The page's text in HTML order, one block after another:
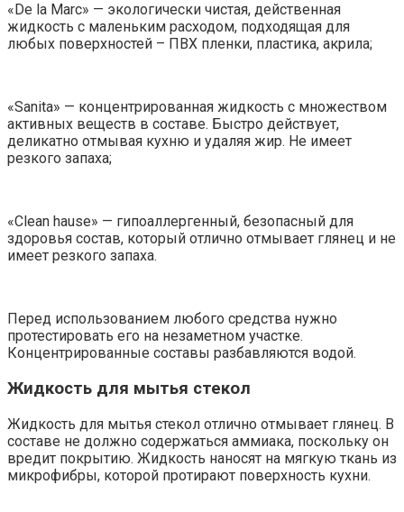
«De la Marc» — экологически чистая, действенная
жидкость с маленьким расходом, подходящая для
любых поверхностей – ПВХ пленки, пластика, акрила;
«Sanita» — концентрированная жидкость с множеством
активных веществ в составе. Быстро действует,
деликатно отмывая кухню и удаляя жир. Не имеет
резкого запаха;
«Clean hause» — гипоаллергенный, безопасный для
здоровья состав, который отлично отмывает глянец и не
имеет резкого запаха.
Перед использованием любого средства нужно
протестировать его на незаметном участке.
Концентрированные составы разбавляются водой.
Жидкость для мытья стекол
Жидкость для мытья стекол отлично отмывает глянец. В
составе не должно содержаться аммиака, поскольку он
вредит покрытию. Жидкость наносят на мягкую ткань из
микрофибры, которой протирают поверхность кухни.